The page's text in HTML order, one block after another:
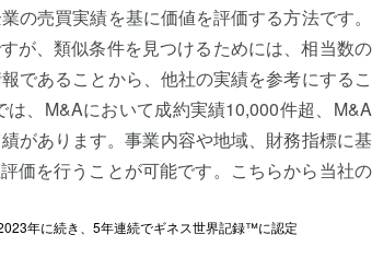
の売買実績を基に価値を評価する方法です
が、類似条件を見つけるためには、相当数
であることから、他社の実績を参考にする
、M&Aにおいて成約実績10,000件超、
があります。事業内容や地域、財務指標に
価を行うことが可能です。こちらから当社
年に続き、5年連続でギネス世界記録™に認定